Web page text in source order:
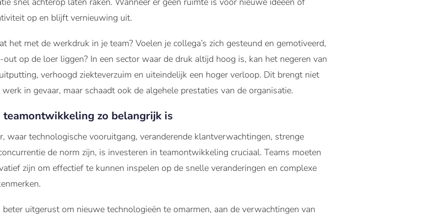
op en blijft vernieuwing uit.
het met de werkdruk in je team? Voelen je collega’s zich gesteund en gemotiveerd,
op de loer liggen? In een sector waar de druk altijd hoog is, kan het negeren van
verhoogd ziekteverzuim en uiteindelijk een hoger verloop. Dit brengt niet
in gevaar, maar schaadt ook de algehele prestaties van de organisatie.
zo belangrijk is
waar technologische vooruitgang, veranderende klantverwachtingen, strenge
de norm zijn, is investeren in teamontwikkeling cruciaal. Teams moeten
zijn om effectief te kunnen inspelen op de snelle veranderingen en complexe
uitgerust om nieuwe technologieën te omarmen, aan de verwachtingen van